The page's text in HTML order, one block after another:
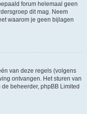
forum helemaal geen
dit mag. Neem
waarom je geen bijlagen
van deze regels (volgens
ontvangen. Het sturen van
beheerder, phpBB Limited